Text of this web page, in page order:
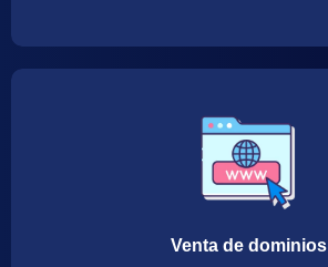
Venta de dominios